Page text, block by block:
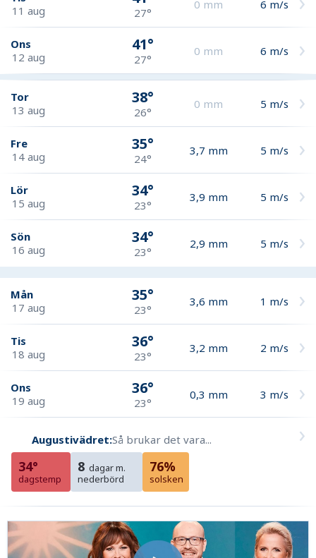
11 aug
27°
0 mm 6 m/s
Ons
12 aug
41°
27°
0 mm 6 m/s
Tor
13 aug
38°
26°
0 mm 5 m/s
Fre
14 aug
35°
24°
3,7 mm 5 m/s
Lör
15 aug
34°
23°
3,9 mm 5 m/s
Sön
16 aug
34°
23°
2,9 mm 5 m/s
Mån
17 aug
35°
23°
3,6 mm 1 m/s
Tis
18 aug
36°
23°
3,2 mm 2 m/s
Ons
19 aug
36°
23°
0,3 mm 3 m/s
Augustivädret:Så brukar det vara...
34°
dagstemp
8 dagar m.
nederbörd
76%
solsken